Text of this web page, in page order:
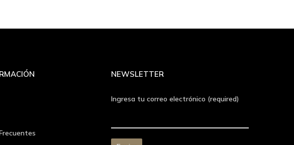
NEWSLETTER
Ingresa tu correo electrónico (required)